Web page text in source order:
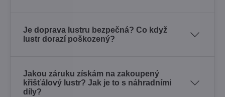
Je doprava lustru bezpečná? Co když
lustr dorazí poškozený?
Jakou záruku získám na zakoupený
křišťálový lustr? Jak je to s náhradními
díly?